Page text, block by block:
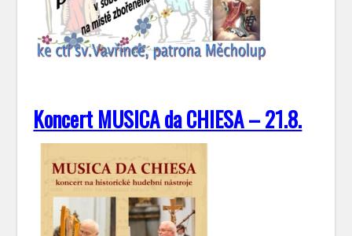
Koncert MUSICA da CHIESA – 21.8.